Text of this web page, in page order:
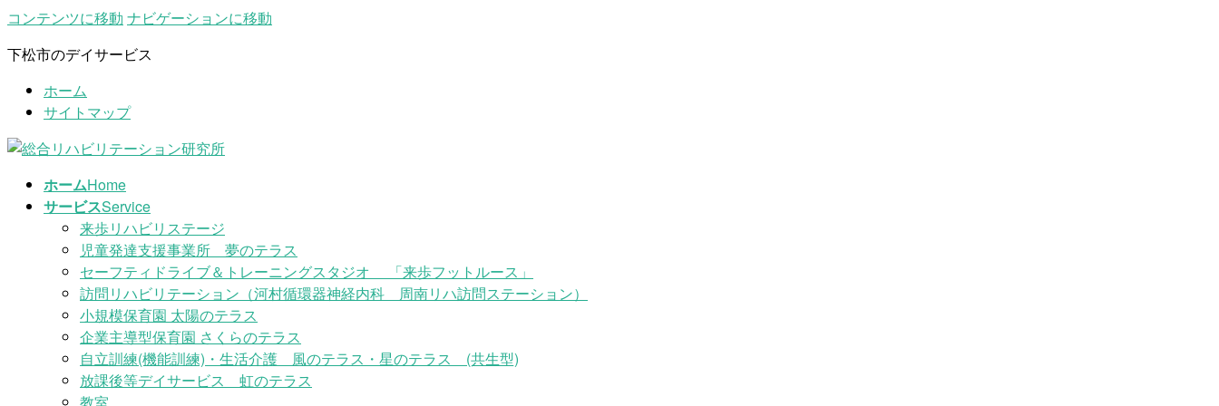
コンテンツに移動 ナビゲーションに移動
下松市のデイサービス
ホーム
サイトマップ
ホームHome
サービスService
来歩リハビリステージ
児童発達支援事業所 夢のテラス
セーフティドライブ＆トレーニングスタジオ 「来歩フットルース」
訪問リハビリテーション（河村循環器神経内科 周南リハ訪問ステーション）
小規模保育園 太陽のテラス
企業主導型保育園 さくらのテラス
自立訓練(機能訓練)・生活介護 風のテラス・星のテラス (共生型)
放課後等デイサービス 虹のテラス